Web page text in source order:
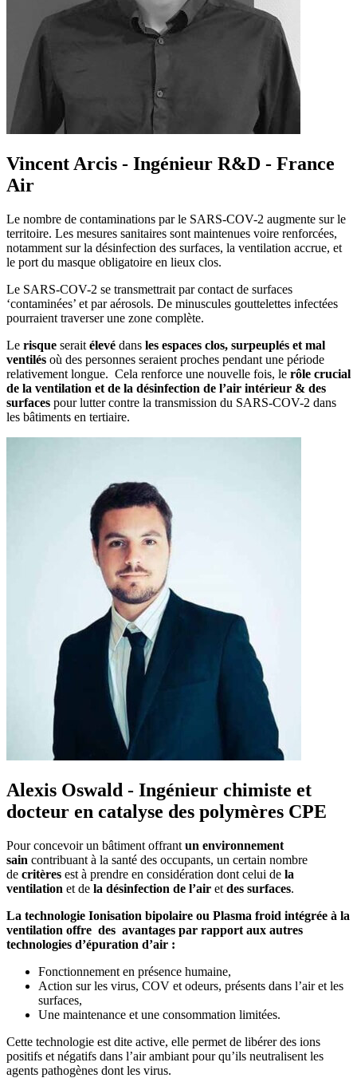
Vincent Arcis - Ingénieur R&D - France
Air
Le nombre de contaminations par le SARS-COV-2 augmente sur le
territoire. Les mesures sanitaires sont maintenues voire renforcées,
notamment sur la désinfection des surfaces, la ventilation accrue, et
le port du masque obligatoire en lieux clos.
Le SARS-COV-2 se transmettrait par contact de surfaces
‘contaminées’ et par aérosols. De minuscules gouttelettes infectées
pourraient traverser une zone complète.
Le risque serait élevé dans les espaces clos, surpeuplés et mal
ventilés où des personnes seraient proches pendant une période
relativement longue. Cela renforce une nouvelle fois, le rôle crucial
de la ventilation et de la désinfection de l’air intérieur & des
surfaces pour lutter contre la transmission du SARS-COV-2 dans
les bâtiments en tertiaire.
Alexis Oswald - Ingénieur chimiste et
docteur en catalyse des polymères CPE
Pour concevoir un bâtiment offrant un environnement
sain contribuant à la santé des occupants, un certain nombre
de critères est à prendre en considération dont celui de la
ventilation et de la désinfection de l’air et des surfaces.
La technologie Ionisation bipolaire ou Plasma froid intégrée à la
ventilation offre des avantages par rapport aux autres
technologies d’épuration d’air :
Fonctionnement en présence humaine,
Action sur les virus, COV et odeurs, présents dans l’air et les
surfaces,
Une maintenance et une consommation limitées.
Cette technologie est dite active, elle permet de libérer des ions
positifs et négatifs dans l’air ambiant pour qu’ils neutralisent les
agents pathogènes dont les virus.